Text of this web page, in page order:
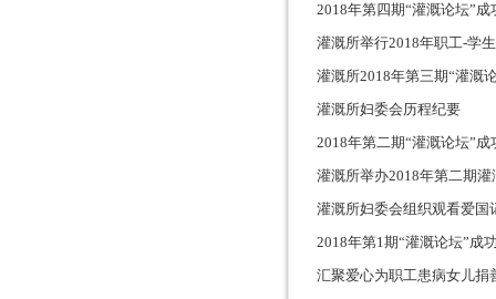
2018年第四期“灌溉论坛”成
灌溉所举行2018年职工-学
灌溉所2018年第三期“灌溉
灌溉所妇委会历程纪要
2018年第二期“灌溉论坛”成
灌溉所举办2018年第二期灌
灌溉所妇委会组织观看爱国
2018年第1期“灌溉论坛”成
汇聚爱心为职工患病女儿捐